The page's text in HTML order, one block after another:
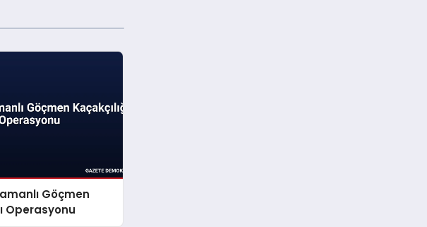
Göçmen
Operasyonu